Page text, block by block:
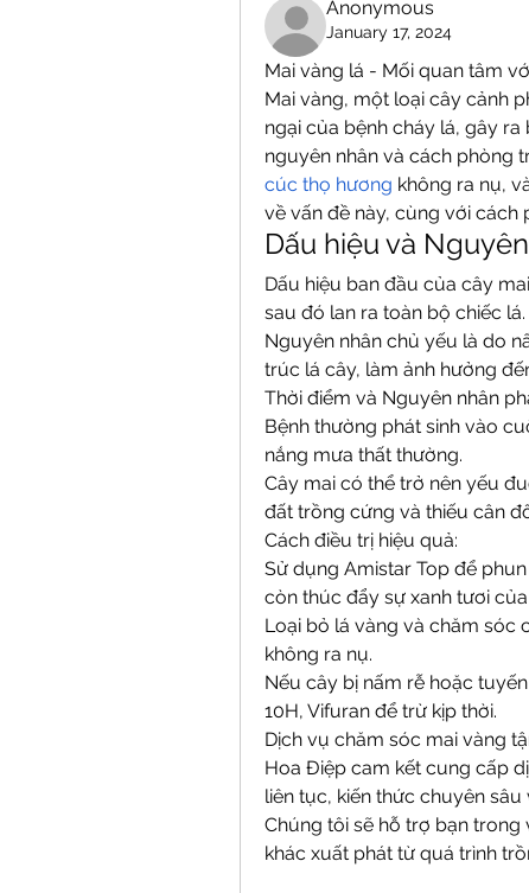
Anonymous
January 17, 2024
Mai vàng lá - Mối quan tâm
Mai vàng, một loại cây cảnh
ngại của bệnh cháy lá, gây
nguyên nhân và cách phòng
cúc thọ hương không ra nụ,
về vấn đề này, cùng với cách
Dấu hiệu và
Dấu hiệu ban đầu của cây
sau đó lan ra toàn bộ chiếc lá.
Nguyên nhân chủ yếu là do
trúc lá cây, làm ảnh hưởng
Thời điểm và Nguyên nhân
Bệnh thường phát sinh vào
nắng mưa thất thường.
Cây mai có thể trở nên yếu
đất trồng cứng và thiếu cân
Cách điều trị hiệu quả:
Sử dụng Amistar Top để
còn thúc đẩy sự xanh tươi của
Loại bỏ lá vàng và chăm sóc
không ra nụ.
Nếu cây bị nấm rễ hoặc
10H, Vifuran để trừ kịp thời.
Dịch vụ chăm sóc mai vàng
Hoa Điệp cam kết cung cấp
liên tục, kiến thức chuyên
Chúng tôi sẽ hỗ trợ bạn
khác xuất phát từ quá trình